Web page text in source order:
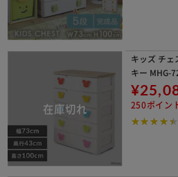
キッズ チェ
キー MHG-
250ポイン